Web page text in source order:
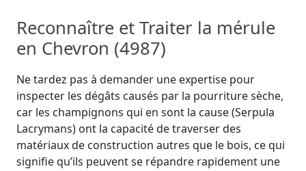
Reconnaître et Traiter la mérule
en Chevron (4987)
Ne tardez pas à demander une expertise pour
inspecter les dégâts causés par la pourriture sèche,
car les champignons qui en sont la cause (Serpula
Lacrymans) ont la capacité de traverser des
matériaux de construction autres que le bois, ce qui
signifie qu’ils peuvent se répandre rapidement une